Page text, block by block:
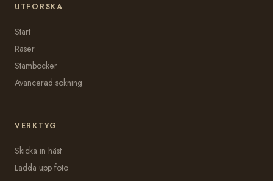
UTFORSKA
Start
Raser
Stamböcker
Avancerad sökning
VERKTYG
Skicka in häst
Ladda upp foto